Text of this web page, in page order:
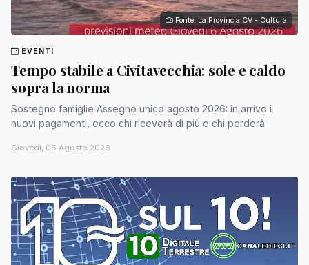
Fonte: La Provincia CV - Cultura
EVENTI
Tempo stabile a Civitavecchia: sole e caldo
sopra la norma
Sostegno famiglie Assegno unico agosto 2026: in arrivo i
nuovi pagamenti, ecco chi riceverà di più e chi perderà...
Giovedì, 06 Agosto 2026